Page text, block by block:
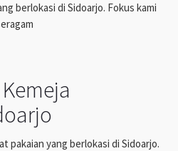
berlokasi di Sidoarjo. Fokus kami
pakaian yang berlokasi di Sidoarjo.